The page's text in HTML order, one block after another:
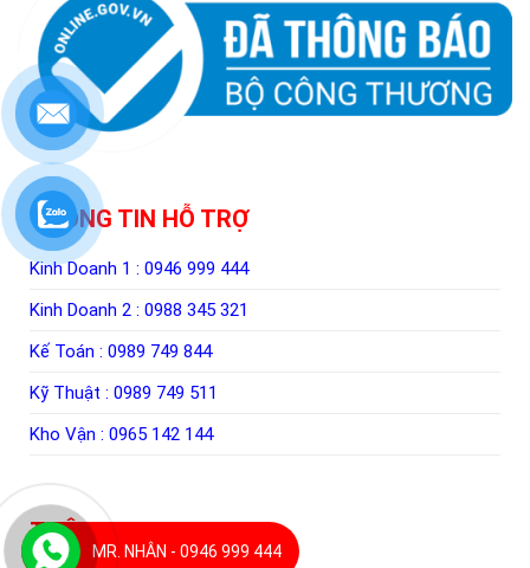
THÔNG TIN HỖ TRỢ
Kinh Doanh 1 : 0946 999 444
Kinh Doanh 2 : 0988 345 321
Kế Toán : 0989 749 844
Kỹ Thuật : 0989 749 511
Kho Vận : 0965 142 144
THÔNG TIN CHUNG
MR. NHÂN - 0946 999 444